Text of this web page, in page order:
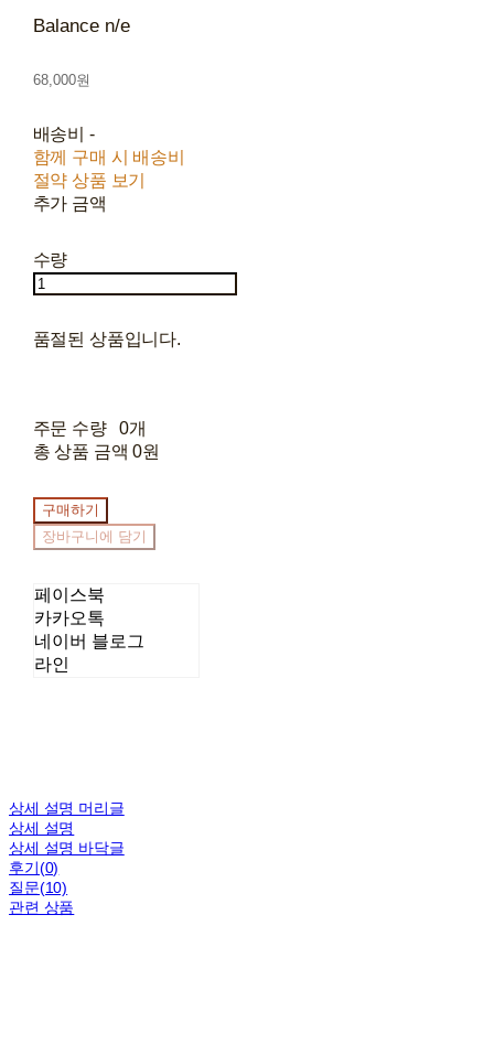
Balance n/e
68,000원
배송비 -
함께 구매 시 배송비
절약 상품 보기
추가 금액
수량
품절된 상품입니다.
주문 수량
0개
총 상품 금액 0원
구매하기
장바구니에 담기
페이스북
카카오톡
네이버 블로그
라인
상세 설명 머리글
상세 설명
상세 설명 바닥글
후기(0)
질문(10)
관련 상품